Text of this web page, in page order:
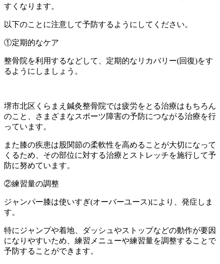
すくなります。
以下のことに注意して予防するようにしてください。
①定期的なケア
整骨院を利用するなどして、定期的なリカバリー(回復)をす
るようにしましょう。
堺市北区くらまえ鍼灸整骨院では疲労をとる治療はもちろん
のこと、さまざまなスポーツ障害の予防につながる治療を行
っています。
また膝の疾患は股関節の柔軟性を高めることが大切になって
くるため、その部位に対する治療とストレッチを施行して予
防に努めています。
②練習量の調整
ジャンパー膝は使いすぎ(オーバーユース)により、発症しま
す。
特にジャンプや着地、ダッシュやストップなどの動作が要因
になりやすいため、練習メニューや練習量を調整することで
予防することができます。